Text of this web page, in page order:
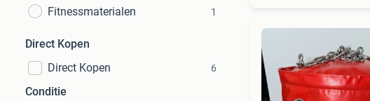
Fitnessmaterialen 1
Direct Kopen
Direct Kopen
6
Conditie